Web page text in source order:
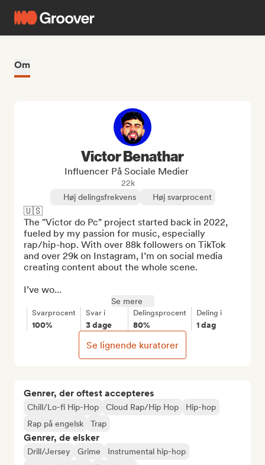
Om
Genrer, der oftest accepteres
Chill/Lo-fi Hip-Hop Cloud Rap/Hip Hop
Hip-hop
Rap på engelsk
Trap
Genrer, de elsker
Drill/Jersey Grime
Instrumental hip-hop
Victor Benathar
Influencer På Sociale Medier
22k
Høj delingsfrekvens
Høj svarprocent
🇺🇸
The "Victor do Pc" project started back in 2022,
fueled by my passion for music, especially
rap/hip-hop. With over 88k followers on TikTok
and over 29k on Instagram, I’m on social media
creating content about the whole scene.
I’ve wo...
Se mere
Svarprocent
100%
Svar i
3 dage
Delingsprocent
80%
Deling i
1 dag
Se lignende kuratorer